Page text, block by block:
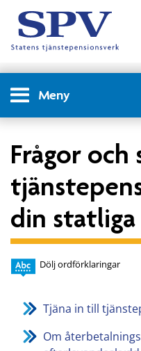
Meny
Frågor och
din
Dölj ordförklaringar
Tjäna in till
Om